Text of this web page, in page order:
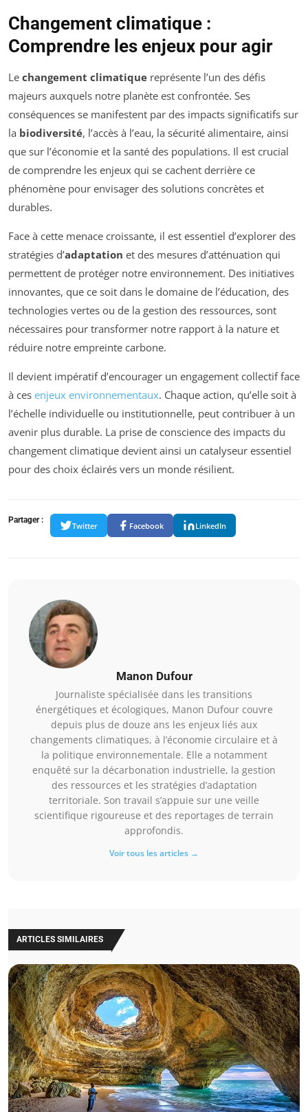
Changement climatique :
Comprendre les enjeux pour agir
Le changement climatique représente l’un des défis
majeurs auxquels notre planète est confrontée. Ses
conséquences se manifestent par des impacts significatifs sur
la biodiversité, l’accès à l’eau, la sécurité alimentaire, ainsi
que sur l’économie et la santé des populations. Il est crucial
de comprendre les enjeux qui se cachent derrière ce
phénomène pour envisager des solutions concrètes et
durables.
Face à cette menace croissante, il est essentiel d’explorer des
stratégies d’adaptation et des mesures d’atténuation qui
permettent de protéger notre environnement. Des initiatives
innovantes, que ce soit dans le domaine de l’éducation, des
technologies vertes ou de la gestion des ressources, sont
nécessaires pour transformer notre rapport à la nature et
réduire notre empreinte carbone.
Il devient impératif d’encourager un engagement collectif face
à ces enjeux environnementaux. Chaque action, qu’elle soit à
l’échelle individuelle ou institutionnelle, peut contribuer à un
avenir plus durable. La prise de conscience des impacts du
changement climatique devient ainsi un catalyseur essentiel
pour des choix éclairés vers un monde résilient.
Partager :
Twitter Facebook LinkedIn
Manon Dufour
Journaliste spécialisée dans les transitions
énergétiques et écologiques, Manon Dufour couvre
depuis plus de douze ans les enjeux liés aux
changements climatiques, à l’économie circulaire et à
la politique environnementale. Elle a notamment
enquêté sur la décarbonation industrielle, la gestion
des ressources et les stratégies d’adaptation
territoriale. Son travail s’appuie sur une veille
scientifique rigoureuse et des reportages de terrain
approfondis.
Voir tous les articles →
ARTICLES SIMILAIRES